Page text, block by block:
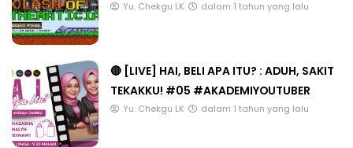
Yu. Chekgu LK dalam 1 tahun yang lalu
🔴 [LIVE] HAI, BELI APA ITU? : ADUH, SAKIT
TEKAKKU! #05 #AKADEMIYOUTUBER
Yu. Chekgu LK dalam 1 tahun yang lalu